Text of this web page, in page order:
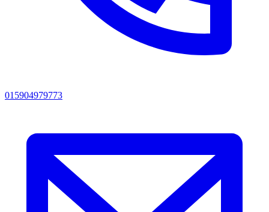
015904979773